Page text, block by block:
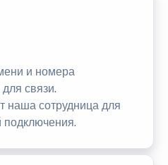
и номера
связи.
наша сотрудница для
подключения.